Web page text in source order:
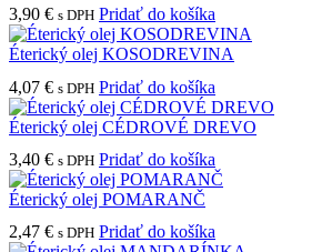
3,90 € s DPH Pridať do košíka
Éterický olej KOSODREVINA
4,07 € s DPH Pridať do košíka
Éterický olej CÉDROVÉ DREVO
3,40 € s DPH Pridať do košíka
Éterický olej POMARANČ
2,47 € s DPH Pridať do košíka